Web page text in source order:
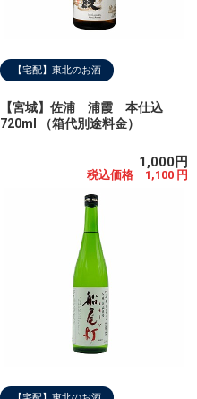
【宅配】東北のお酒
【宮城】佐浦 浦霞 本仕込
720ml （箱代別途料金）
1,000円
税込価格 1,100 円